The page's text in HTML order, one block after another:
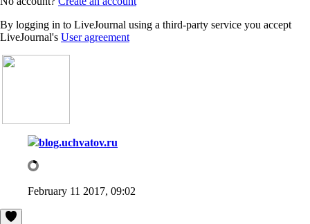
By logging in to LiveJournal using a third-party service you accept
LiveJournal's User agreement
blog.uchvatov.ru
February 11 2017, 09:02